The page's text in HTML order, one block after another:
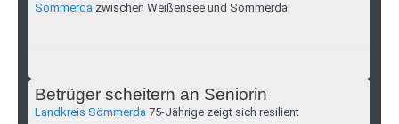
Sömmerda zwischen Weißensee und Sömmerda
Betrüger scheitern an Seniorin
Landkreis Sömmerda 75-Jährige zeigt sich resilient